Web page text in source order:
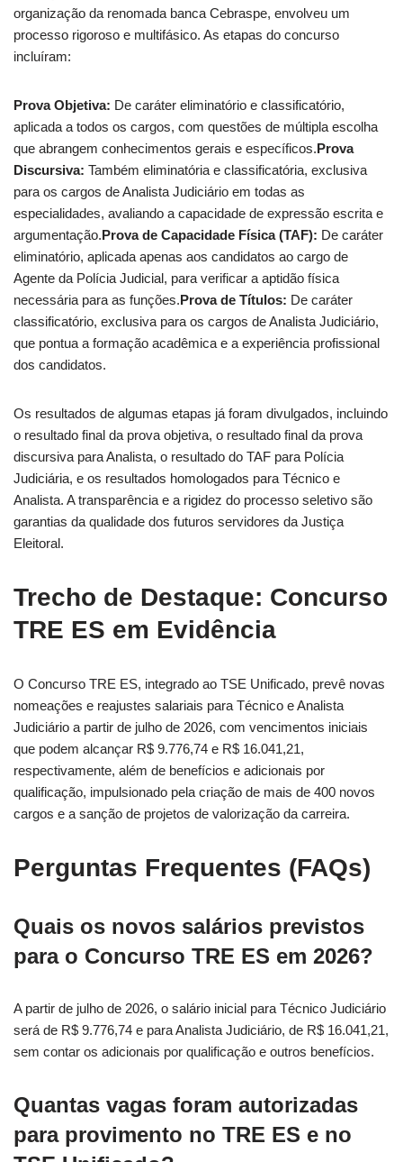
organização da renomada banca Cebraspe, envolveu um
processo rigoroso e multifásico. As etapas do concurso
incluíram:
Prova Objetiva: De caráter eliminatório e classificatório,
aplicada a todos os cargos, com questões de múltipla escolha
que abrangem conhecimentos gerais e específicos.Prova
Discursiva: Também eliminatória e classificatória, exclusiva
para os cargos de Analista Judiciário em todas as
especialidades, avaliando a capacidade de expressão escrita e
argumentação.Prova de Capacidade Física (TAF): De caráter
eliminatório, aplicada apenas aos candidatos ao cargo de
Agente da Polícia Judicial, para verificar a aptidão física
necessária para as funções.Prova de Títulos: De caráter
classificatório, exclusiva para os cargos de Analista Judiciário,
que pontua a formação acadêmica e a experiência profissional
dos candidatos.
Os resultados de algumas etapas já foram divulgados, incluindo
o resultado final da prova objetiva, o resultado final da prova
discursiva para Analista, o resultado do TAF para Polícia
Judiciária, e os resultados homologados para Técnico e
Analista. A transparência e a rigidez do processo seletivo são
garantias da qualidade dos futuros servidores da Justiça
Eleitoral.
Trecho de Destaque: Concurso
TRE ES em Evidência
O Concurso TRE ES, integrado ao TSE Unificado, prevê novas
nomeações e reajustes salariais para Técnico e Analista
Judiciário a partir de julho de 2026, com vencimentos iniciais
que podem alcançar R$ 9.776,74 e R$ 16.041,21,
respectivamente, além de benefícios e adicionais por
qualificação, impulsionado pela criação de mais de 400 novos
cargos e a sanção de projetos de valorização da carreira.
Perguntas Frequentes (FAQs)
Quais os novos salários previstos
para o Concurso TRE ES em 2026?
A partir de julho de 2026, o salário inicial para Técnico Judiciário
será de R$ 9.776,74 e para Analista Judiciário, de R$ 16.041,21,
sem contar os adicionais por qualificação e outros benefícios.
Quantas vagas foram autorizadas
para provimento no TRE ES e no